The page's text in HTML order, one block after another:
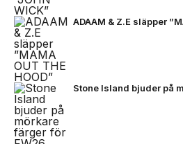
ADAAM & Z.E släpper
Stone Island bjuder på